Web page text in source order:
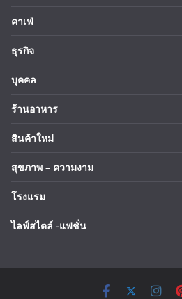
คาเฟ่
ธุรกิจ
บุคคล
ร้านอาหาร
สินค้าใหม่
สุขภาพ – ความงาม
โรงแรม
ไลฟ์สไตล์ -แฟชั่น